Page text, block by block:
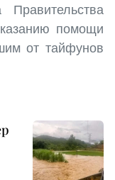
Правительства
помощи
от тайфунов